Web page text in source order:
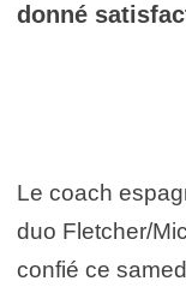
donné
Le coach
duo Fletcher/
confié ce